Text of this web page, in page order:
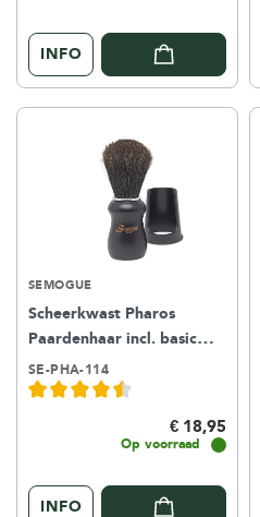
INFO
SEMOGUE
Scheerkwast Pharos
Paardenhaar incl. basic
houder – black
SE-PHA-114
€ 18,95
Op voorraad
INFO